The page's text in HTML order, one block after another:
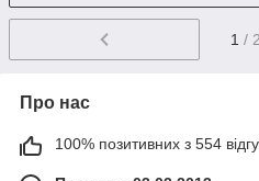
1 / 2
Про нас
100% позитивних з 554